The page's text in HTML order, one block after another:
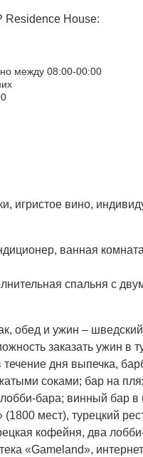
Residence House:
между 08:00-00:00
вино,
ванная
спальня с
обед и ужин –
заказать ужин
дня выпечка,
соками; бар на
бара; винный бар
мест), турецкий
кофейня, два
«Gameland»,